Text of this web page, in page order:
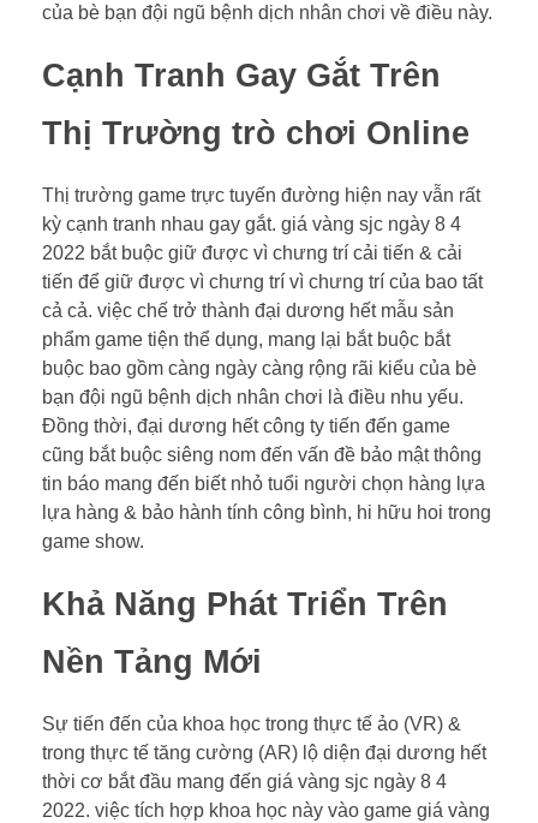
của bè bạn đội ngũ bệnh dịch nhân chơi về điều này.
Cạnh Tranh Gay Gắt Trên
Thị Trường trò chơi Online
Thị trường game trực tuyến đường hiện nay vẫn rất
kỳ cạnh tranh nhau gay gắt. giá vàng sjc ngày 8 4
2022 bắt buộc giữ được vì chưng trí cải tiến & cải
tiến để giữ được vì chưng trí vì chưng trí của bao tất
cả cả. việc chế trở thành đại dương hết mẫu sản
phẩm game tiện thể dụng, mang lại bắt buộc bắt
buộc bao gồm càng ngày càng rộng rãi kiểu của bè
bạn đội ngũ bệnh dịch nhân chơi là điều nhu yếu.
Đồng thời, đại dương hết công ty tiến đến game
cũng bắt buộc siêng nom đến vấn đề bảo mật thông
tin báo mang đến biết nhỏ tuổi người chọn hàng lựa
lựa hàng & bảo hành tính công bình, hi hữu hoi trong
game show.
Khả Năng Phát Triển Trên
Nền Tảng Mới
Sự tiến đến của khoa học trong thực tế ảo (VR) &
trong thực tế tăng cường (AR) lộ diện đại dương hết
thời cơ bắt đầu mang đến giá vàng sjc ngày 8 4
2022. việc tích hợp khoa học này vào game giá vàng